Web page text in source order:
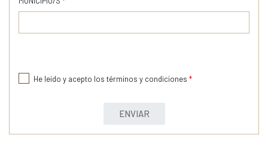
He leído y acepto los términos y condiciones *
ENVIAR